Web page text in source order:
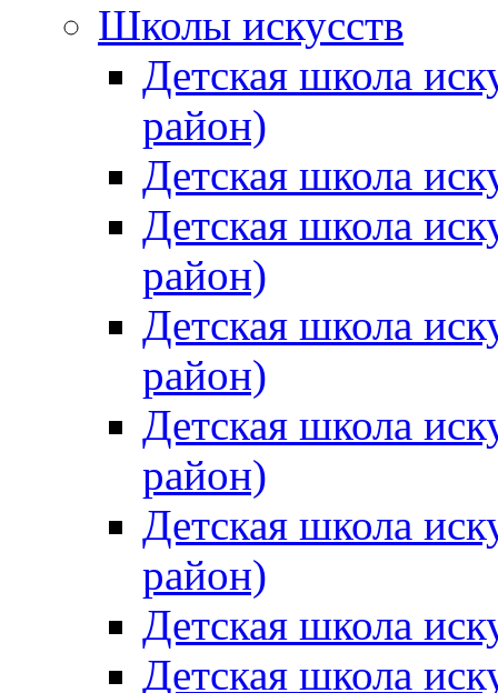
Школы искусств
Детская школа
район)
Детская школа
Детская школа
район)
Детская школа
район)
Детская школа
район)
Детская школа
район)
Детская школа
Детская школа